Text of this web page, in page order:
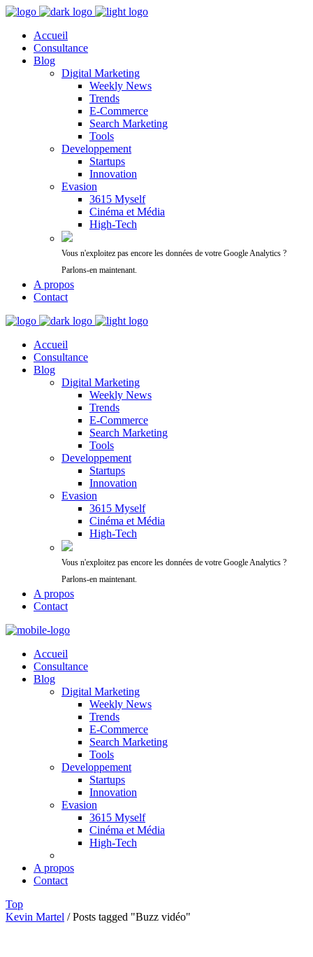
Accueil
Consultance
Blog
Digital Marketing
Weekly News
Trends
E-Commerce
Search Marketing
Tools
Developpement
Startups
Innovation
Evasion
3615 Myself
Cinéma et Média
High-Tech
Vous n'exploitez pas encore les données de votre Google Analytics ?
Parlons-en maintenant.
A propos
Contact
Accueil
Consultance
Blog
Digital Marketing
Weekly News
Trends
E-Commerce
Search Marketing
Tools
Developpement
Startups
Innovation
Evasion
3615 Myself
Cinéma et Média
High-Tech
Vous n'exploitez pas encore les données de votre Google Analytics ?
Parlons-en maintenant.
A propos
Contact
Accueil
Consultance
Blog
Digital Marketing
Weekly News
Trends
E-Commerce
Search Marketing
Tools
Developpement
Startups
Innovation
Evasion
3615 Myself
Cinéma et Média
High-Tech
A propos
Contact
Top
Kevin Martel /Posts tagged "Buzz vidéo"